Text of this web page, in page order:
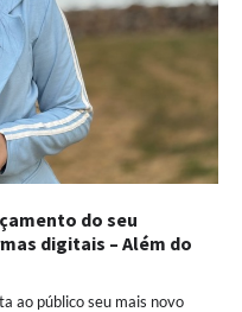
do seu
digitais – Além do
ao público seu mais novo